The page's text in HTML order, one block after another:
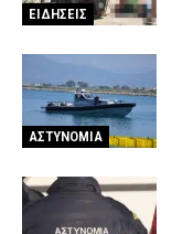
ΕΙΔΗΣΕΙΣ
ΑΣΤΥΝΟΜΙΑ